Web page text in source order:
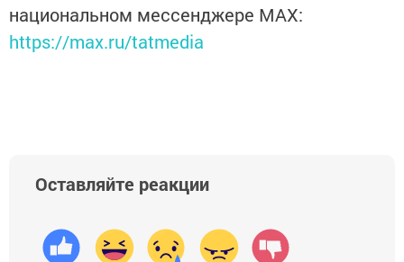
национальном мессенджере MАХ:
https://max.ru/tatmedia
Оставляйте реакции